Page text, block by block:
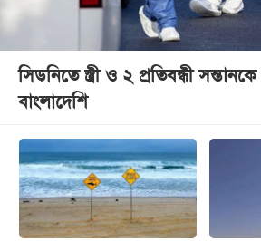
সিডনিতে স্ত্রী ও ২ প্রতিবন্ধী
বাংলাদেশি